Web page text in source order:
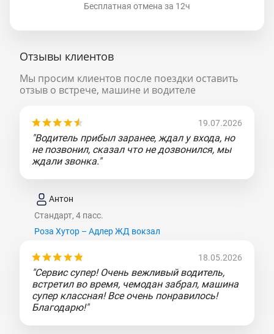
Бесплатная отмена за 12ч
Отзывы клиентов
Мы просим клиентов после поездки оставить
отзыв о встрече, машине и водителе
19.07.2026
"Водитель прибыл заранее, ждал у входа, но
не позвонил, сказал что не дозвонился, мы
ждали звонка."
Антон
Стандарт, 4 пасс.
Роза Хутор – Адлер ЖД вокзал
18.05.2026
"Сервис супер! Очень вежливый водитель,
встретил во время, чемодан забрал, машина
супер классная! Все очень понравилось!
Благодарю!"